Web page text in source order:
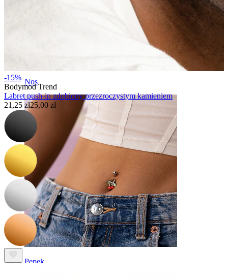
Nos
Pępek
-15%
Bodymod Trend
Labret push-in zdobiony przezroczystym kamieniem
21,25 zł25,00 zł